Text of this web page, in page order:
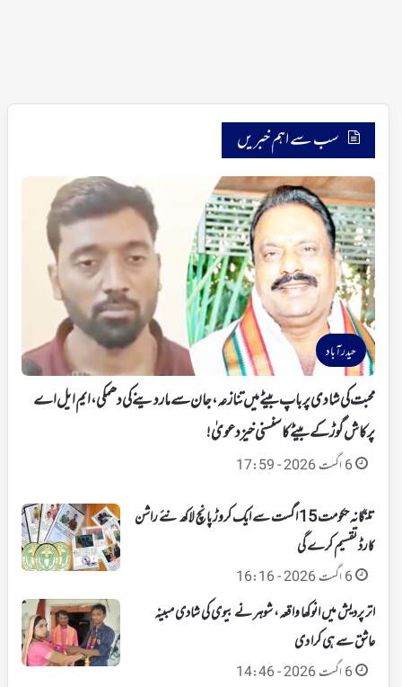
سب سے اہم خبریں
حیدرآباد
محبت کی شادی پر باپ بیٹے میں تنازعہ، جان سے ماردینے کی دھمکی، ایم ایل اے
پرکاش گوڑ کے بیٹے کا سنسنی خیز دعویٰ!
6 اگست 2026 - 17:59
تلنگانہ حکومت 15 اگست سے ایک کروڑ پانچ لاکھ نئے راشن
کارڈ تقسیم کرے گی
6 اگست 2026 - 16:16
اتر پردیش میں انوکھا واقعہ، شوہر نے بیوی کی شادی مبینہ
عاشق سے ہی کرا دی
6 اگست 2026 - 14:46